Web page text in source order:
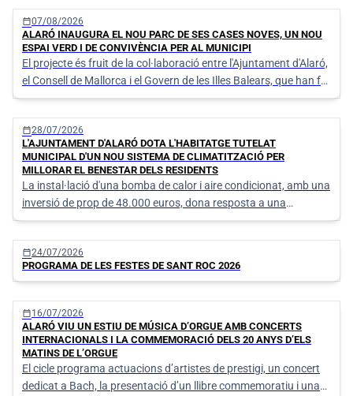
calendar_today07/08/2026
ALARÓ INAUGURA EL NOU PARC DE SES CASES NOVES, UN NOU
ESPAI VERD I DE CONVIVÈNCIA PER AL MUNICIPI
El projecte és fruit de la col·laboració entre l'Ajuntament d'Alaró,
el Consell de Mallorca i el Govern de les Illes Balears, que han fet
possible la transformació d'aquest espai en un nou punt de
trobada per als veïns i veïnes
calendar_today28/07/2026
L'AJUNTAMENT D'ALARÓ DOTA L'HABITATGE TUTELAT
MUNICIPAL D'UN NOU SISTEMA DE CLIMATITZACIÓ PER
MILLORAR EL BENESTAR DELS RESIDENTS
La instal·lació d'una bomba de calor i aire condicionat, amb una
inversió de prop de 48.000 euros, dona resposta a una
necessitat pendent des de la posada en marxa del servei
calendar_today24/07/2026
PROGRAMA DE LES FESTES DE SANT ROC 2026
calendar_today16/07/2026
ALARÓ VIU UN ESTIU DE MÚSICA D’ORGUE AMB CONCERTS
INTERNACIONALS I LA COMMEMORACIÓ DELS 20 ANYS D’ELS
MATINS DE L’ORGUE
El cicle programa actuacions d’artistes de prestigi, un concert
dedicat a Bach, la presentació d’un llibre commemoratiu i una